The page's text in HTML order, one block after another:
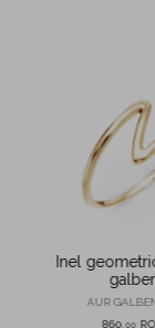
Inel
AUR
860 00